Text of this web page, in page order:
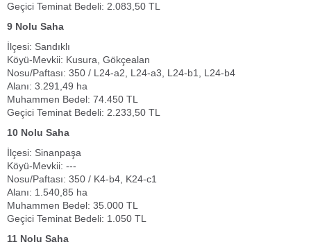
Geçici Teminat Bedeli: 2.083,50 TL
9 Nolu Saha
İlçesi: Sandıklı
Köyü-Mevkii: Kusura, Gökçealan
Nosu/Paftası: 350 / L24-a2, L24-a3, L24-b1, L24-b4
Alanı: 3.291,49 ha
Muhammen Bedel: 74.450 TL
Geçici Teminat Bedeli: 2.233,50 TL
10 Nolu Saha
İlçesi: Sinanpaşa
Köyü-Mevkii: ---
Nosu/Paftası: 350 / K4-b4, K24-c1
Alanı: 1.540,85 ha
Muhammen Bedel: 35.000 TL
Geçici Teminat Bedeli: 1.050 TL
11 Nolu Saha